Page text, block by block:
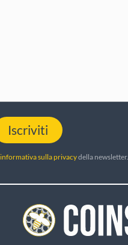
Iscriviti
informativa sulla privacydella newsletter.